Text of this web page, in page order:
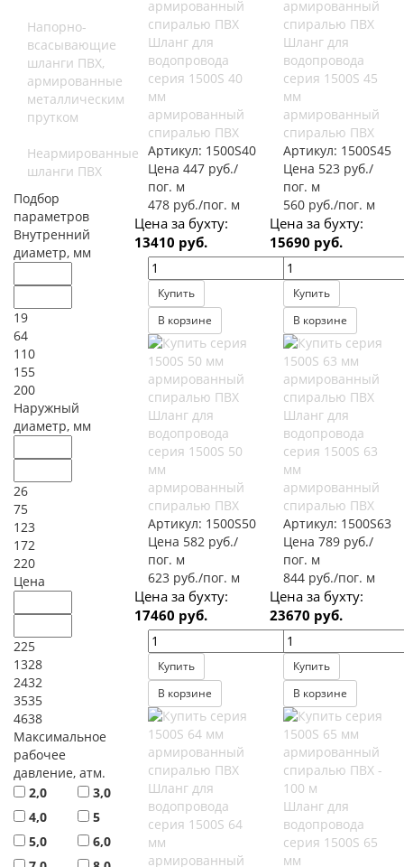
Напорно-
всасывающие
шланги ПВХ,
армированные
металлическим
прутком
Неармированные
шланги ПВХ
Подбор
параметров
Внутренний
диаметр, мм
19
64
110
155
200
Наружный
диаметр, мм
26
75
123
172
220
Цена
225
1328
2432
3535
4638
Максимальное
рабочее
давление, атм.
2,0
3,0
4,0
5
5,0
6,0
Шланг для
водопровода
серия 1500S 40
мм
армированный
спиралью ПВХ
Артикул: 1500S40
Цена 447 руб./
пог. м
478 руб./пог. м
Цена за бухту:
13410 руб.
Купить
В корзине
Шланг для
водопровода
серия 1500S 45
мм
армированный
спиралью ПВХ
Артикул: 1500S45
Цена 523 руб./
пог. м
560 руб./пог. м
Цена за бухту:
15690 руб.
Купить
В корзине
Шланг для
водопровода
серия 1500S 50
мм
армированный
спиралью ПВХ
Артикул: 1500S50
Цена 582 руб./
пог. м
623 руб./пог. м
Цена за бухту:
17460 руб.
Купить
В корзине
Шланг для
водопровода
серия 1500S 63
мм
армированный
спиралью ПВХ
Артикул: 1500S63
Цена 789 руб./
пог. м
844 руб./пог. м
Цена за бухту:
23670 руб.
Купить
В корзине
Шланг для
водопровода
серия 1500S 64
мм
армированный
Шланг для
водопровода
серия 1500S 65
мм